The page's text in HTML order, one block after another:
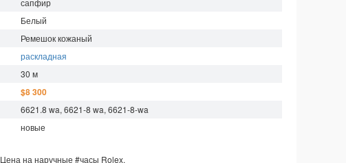
сапфир
Белый
Ремешок кожаный
раскладная
30 м
$8 300
6621.8 wa, 6621-8 wa, 6621-8-wa
новые
Цена на наручные #часы Rolex.